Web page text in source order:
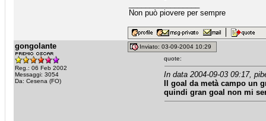
Non può piovere per sempre
gongolante
Reg.: 06 Feb 2002
Messaggi: 3054
Da: Cesena (FO)
Inviato: 03-09-2004 10:29
quote:
In data 2004-09-03 09:17,
Il goal da metà campo un
quindi gran goal non mi